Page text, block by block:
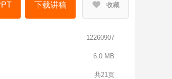
下载讲稿 收藏
12260907
6.0 MB
共21页